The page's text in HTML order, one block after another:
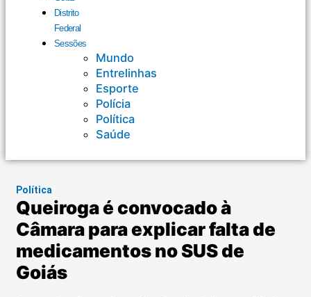
Distrito
Federal
Sessões
Mundo
Entrelinhas
Esporte
Polícia
Política
Saúde
Política
Queiroga é convocado à
Câmara para explicar falta de
medicamentos no SUS de
Goiás